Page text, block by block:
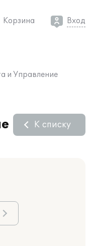
Корзина Вход
и Управление
К списку